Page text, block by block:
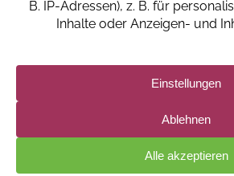
LINKEDIN
DATENSCHUTZERKLÄRUNG UND -EINSTELLUNGEN